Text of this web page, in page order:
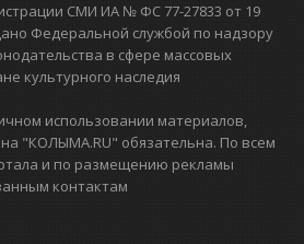
СМИ ИА № ФС 77-27833 от 19
Федеральной службой по надзору
в сфере массовых
культурного наследия
использовании материалов,
на "КОЛЫМА.RU" обязательна. По всем
и по размещению рекламы
контактам